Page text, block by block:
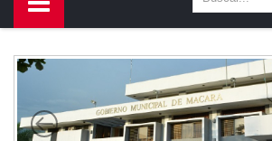
Departamentos
Contáctenos
Cantón